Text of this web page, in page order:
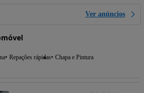
Ver anúncios
Repações rápidas Chapa e Pintura